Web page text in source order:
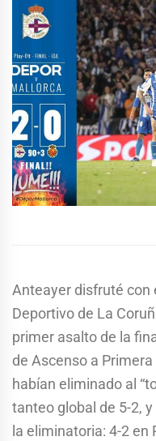
Anteayer disfruté con
Deportivo de La
primer asalto de la
de Ascenso a
habían eliminado al
tanteo global de 5-2,
la eliminatoria: 4-2 en